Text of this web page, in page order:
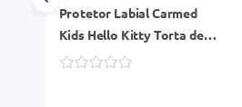
Protetor Labial Carmed
Kids Hello Kitty Torta de
Maça 10g